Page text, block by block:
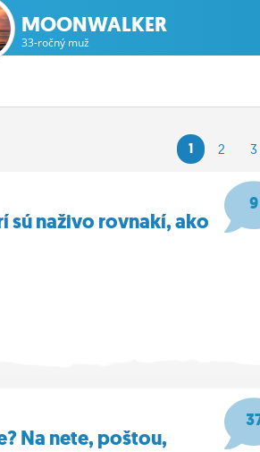
MOONWALKER
33-ročný muž
1 2 3
9
naživo rovnakí, ako
Na nete, poštou,